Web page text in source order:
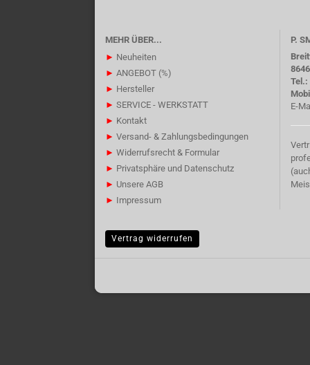
MEHR ÜBER...
► Neuheiten
► ANGEBOT (%)
► Hersteller
► SERVICE - WERKSTATT
► Kontakt
► Versand- & Zahlungsbedingungen
► Widerrufsrecht & Formular
► Privatsphäre und Datenschutz
► Unsere AGB
► Impressum
P.
Tel.:
E-
Vertrag widerrufen